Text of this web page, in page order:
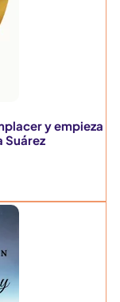
y empieza
Suárez